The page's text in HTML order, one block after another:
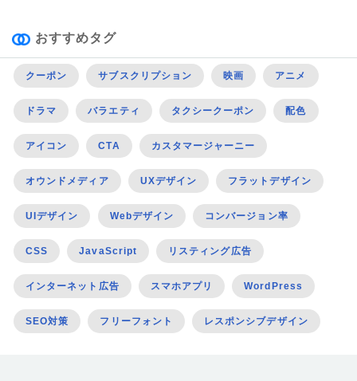
おすすめタグ
クーポン サブスクリプション 映画 アニメ
ドラマ バラエティ タクシークーポン 配色
アイコン CTA カスタマージャーニー
オウンドメディア UXデザイン フラットデザイン
UIデザイン Webデザイン コンバージョン率
CSS JavaScript リスティング広告
インターネット広告 スマホアプリ WordPress
SEO対策 フリーフォント レスポンシブデザイン